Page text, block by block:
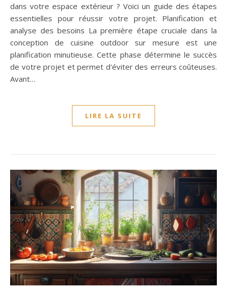
dans votre espace extérieur ? Voici un guide des étapes
essentielles pour réussir votre projet. Planification et
analyse des besoins La première étape cruciale dans la
conception de cuisine outdoor sur mesure est une
planification minutieuse. Cette phase détermine le succès
de votre projet et permet d'éviter des erreurs coûteuses.
Avant…
LIRE LA SUITE